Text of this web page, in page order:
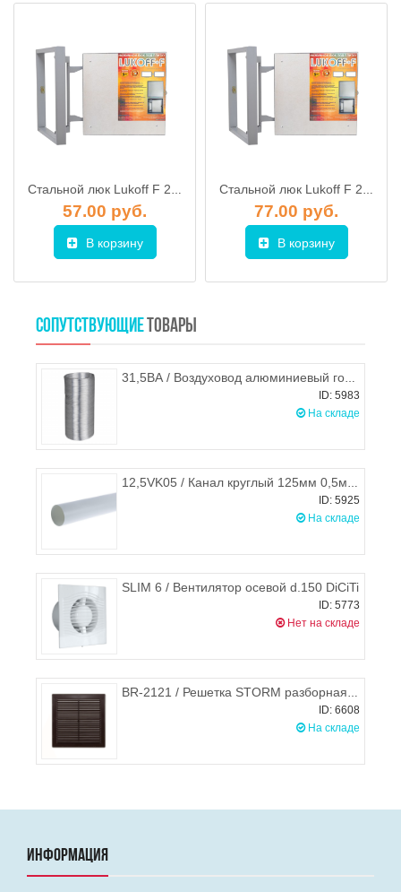
Стальной люк Lukoff F 20-30 Zn (распашной)
57.00 руб.
В корзину
Стальной люк Lukoff F 25-60 Zn (распашной)
77.00 руб.
В корзину
СОПУТСТВУЮЩИЕ ТОВАРЫ
31,5ВА / Воздуховод алюминиевый гофрированный (гофра) d.315, ЭРА
ID: 5983
На складе
12,5VK05 / Канал круглый 125мм 0,5м, STORM
ID: 5925
На складе
SLIM 6 / Вентилятор осевой d.150 DiCiTi
ID: 5773
Нет на складе
BR-2121 / Решетка STORM разборная 210х210 мм (коричневая)
ID: 6608
На складе
ИНФОРМАЦИЯ